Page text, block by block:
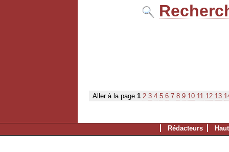
Aller à la page 1 2 3 4 5 6 7 8 9 10 11 12 13
Rédacteurs